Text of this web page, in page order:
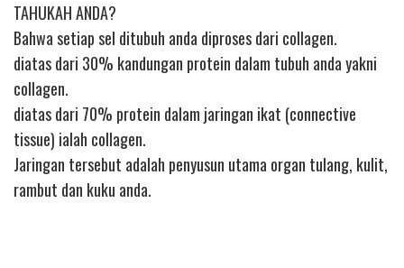
TAHUKAH ANDA?
Bahwa setiap sel ditubuh anda diproses dari collagen.
diatas dari 30% kandungan protein dalam tubuh anda yakni
collagen.
diatas dari 70% protein dalam jaringan ikat (connective
tissue) ialah collagen.
Jaringan tersebut adalah penyusun utama organ tulang, kulit,
rambut dan kuku anda.